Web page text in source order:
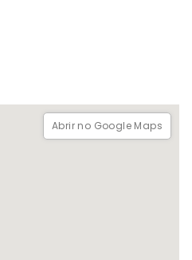
Abrir no Google Maps